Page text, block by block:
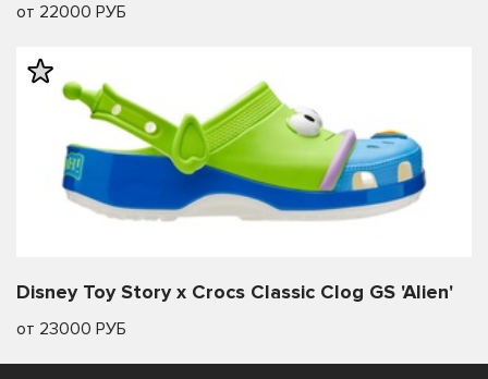
от 22000 РУБ
Disney Toy Story x Crocs Classic Clog GS 'Alien'
от 23000 РУБ